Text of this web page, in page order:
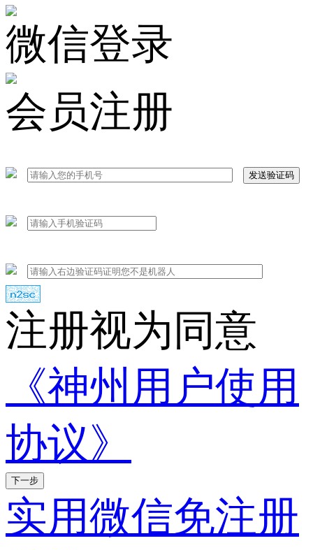
微信登录
会员注册
发送验证码
注册视为同意
《神州用户使用
协议》
下一步
实用微信免注册